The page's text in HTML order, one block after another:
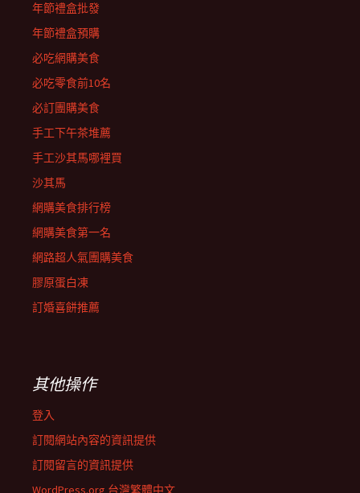
年節禮盒批發
年節禮盒預購
必吃網購美食
必吃零食前10名
必訂團購美食
手工下午茶堆薦
手工沙其馬哪裡買
沙其馬
網購美食排行榜
網購美食第一名
網路超人氣團購美食
膠原蛋白凍
訂婚喜餅推薦
其他操作
登入
訂閱網站內容的資訊提供
訂閱留言的資訊提供
WordPress.org 台灣繁體中文